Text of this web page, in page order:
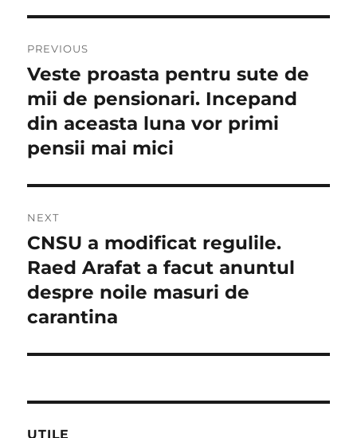
în
articole
PREVIOUS
Previous
post:
Veste proasta pentru sute de
mii de pensionari. Incepand
din aceasta luna vor primi
pensii mai mici
NEXT
Next
post:
CNSU a modificat regulile.
Raed Arafat a facut anuntul
despre noile masuri de
carantina
UTILE